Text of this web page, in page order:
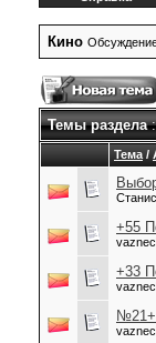
Кино
Темы раздела:
Тема /
+55
+33